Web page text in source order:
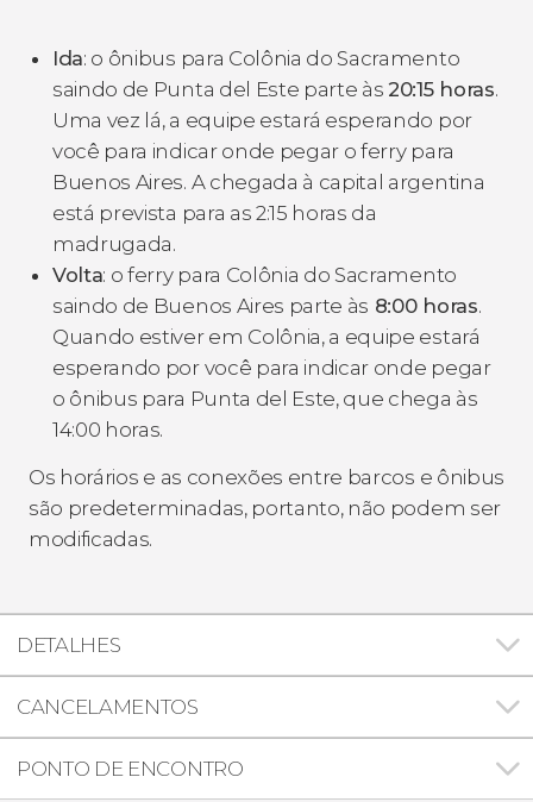
Ida: o ônibus para Colônia do Sacramento
saindo de Punta del Este parte às20:15 horas.
Uma vez lá, a equipe estará esperando por
você para indicar onde pegar o ferry para
Buenos Aires. A chegada à capital argentina
está prevista para as 2:15 horas da
madrugada.
Volta: o ferry para Colônia do Sacramento
saindo de Buenos Aires parte às 8:00 horas.
Quando estiver em Colônia, a equipe estará
esperando por você para indicar onde pegar
o ônibus para Punta del Este, que chega às
14:00 horas.
Os horários e as conexões entre barcos e ônibus
são predeterminadas, portanto, não podem ser
modificadas.
DETALHES
CANCELAMENTOS
PONTO DE ENCONTRO